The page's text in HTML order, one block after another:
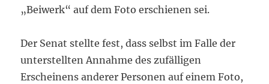
„Beiwerk“ auf dem Foto erschienen sei.
Der Senat stellte fest, dass selbst im Falle der
unterstellten Annahme des zufälligen
Erscheinens anderer Personen auf einem Foto,